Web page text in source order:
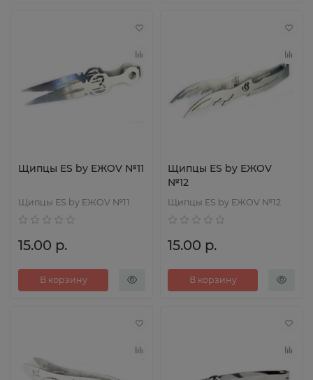
Щипцы ES by EЖOV №11
Щипцы ES by EЖOV №11
15.00 р.
В корзину
Щипцы ES by EЖOV
№12
Щипцы ES by EЖOV №12
15.00 р.
В корзину